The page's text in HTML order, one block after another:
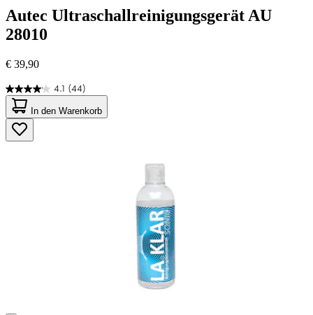
Autec Ultraschallreinigungsgerät AU
28010
€ 39,90
4.1 (44)
4.1
von
5
Sternen.
44
In den Warenkorb